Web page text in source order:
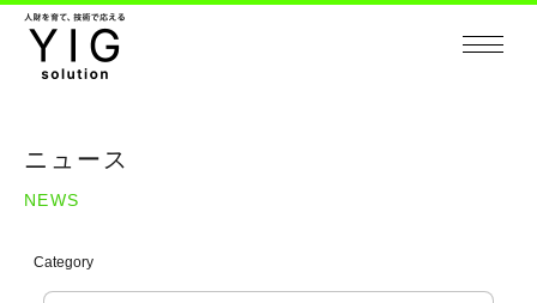
ニュース
NEWS